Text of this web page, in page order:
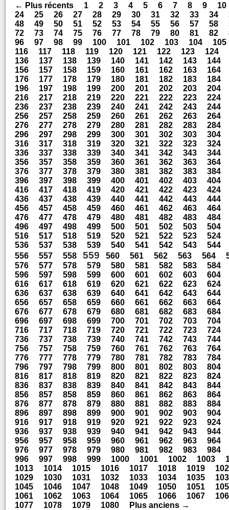
← Plus récents 1 2 3 4 5 6 7 8 9
10
24
25 26 27 28 29 30 31 32 33 34
48
49 50 51 52 53 54 55 56 57 58
72
73 74 75 76 77 78 79 80 81 82
96
97 98 99 100 101 102 103 104
105
116
117 118 119 120 121 122 123 124
136
137 138 139 140 141 142 143
144
156
157 158 159 160 161 162 163
164
176
177 178 179 180 181 182 183
184
196
197 198 199 200 201 202 203
204
216
217 218 219 220 221 222 223
224
236
237 238 239 240 241 242 243
244
256
257 258 259 260 261 262 263
264
276
277 278 279 280 281 282 283
284
296
297 298 299 300 301 302 303
304
316
317 318 319 320 321 322 323
324
336
337 338 339 340 341 342 343
344
356
357 358 359 360 361 362 363
364
376
377 378 379 380 381 382 383
384
396
397 398 399 400 401 402 403
404
416
417 418 419 420 421 422 423
424
436
437 438 439 440 441 442 443
444
456
457 458 459 460 461 462 463
464
476
477 478 479 480 481 482 483
484
496
497 498 499 500 501 502 503
504
516
517 518 519 520 521 522 523
524
536
537 538 539 540 541 542 543
544
556
557 558 559 560 561 562 563 564
576
577 578 579 580 581 582 583
584
596
597 598 599 600 601 602 603
604
616
617 618 619 620 621 622 623
624
636
637 638 639 640 641 642 643
644
656
657 658 659 660 661 662 663
664
676
677 678 679 680 681 682 683
684
696
697 698 699 700 701 702 703
704
716
717 718 719 720 721 722 723
724
736
737 738 739 740 741 742 743
744
756
757 758 759 760 761 762 763
764
776
777 778 779 780 781 782 783
784
796
797 798 799 800 801 802 803
804
816
817 818 819 820 821 822 823
824
836
837 838 839 840 841 842 843
844
856
857 858 859 860 861 862 863
864
876
877 878 879 880 881 882 883
884
896
897 898 899 900 901 902 903
904
916
917 918 919 920 921 922 923
924
936
937 938 939 940 941 942 943
944
956
957 958 959 960 961 962 963
964
976
977 978 979 980 981 982 983
984
996
997 998 999 1000 1001 1002 1003
1013
1014 1015 1016 1017 1018 1019
1029
1030 1031 1032 1033 1034 1035
1045
1046 1047 1048 1049 1050 1051
1061
1062 1063 1064 1065 1066 1067
1077
1078 1079 1080 Plus anciens →